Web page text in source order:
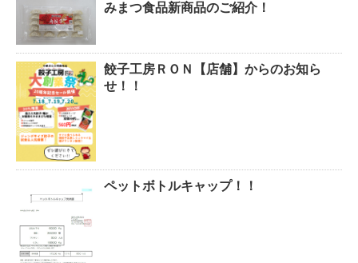
みまつ食品新商品のご紹介！
餃子工房ＲＯＮ【店舗】からのお知ら
せ！！
ペットボトルキャップ！！